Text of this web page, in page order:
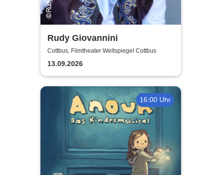
Rudy Giovannini
Cottbus, Filmtheater Weltspiegel Cottbus
13.09.2026
16:00 Uhr